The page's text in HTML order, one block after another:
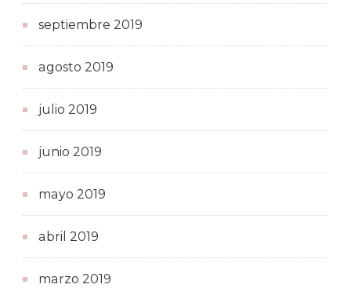
septiembre 2019
agosto 2019
julio 2019
junio 2019
mayo 2019
abril 2019
marzo 2019